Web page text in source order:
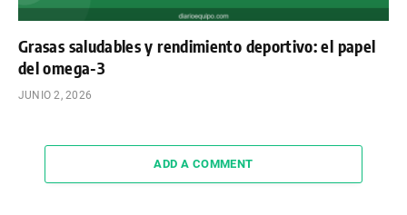
Grasas saludables y rendimiento deportivo: el papel
del omega-3
JUNIO 2, 2026
ADD A COMMENT